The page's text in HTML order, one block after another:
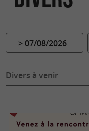
> 07/08/2026
Divers à venir